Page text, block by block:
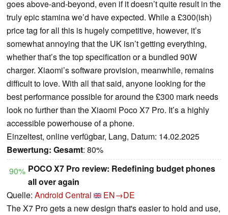
goes above-and-beyond, even if it doesn’t quite result in the
truly epic stamina we’d have expected. While a £300(ish)
price tag for all this is hugely competitive, however, it’s
somewhat annoying that the UK isn’t getting everything,
whether that’s the top specification or a bundled 90W
charger. Xiaomi’s software provision, meanwhile, remains
difficult to love. With all that said, anyone looking for the
best performance possible for around the £300 mark needs
look no further than the Xiaomi Poco X7 Pro. It’s a highly
accessible powerhouse of a phone.
Einzeltest, online verfügbar, Lang, Datum: 14.02.2025
Bewertung: Gesamt: 80%
90% POCO X7 Pro review: Redefining budget phones
all over again
Quelle: Android Central
EN→DE
The X7 Pro gets a new design that's easier to hold and use,